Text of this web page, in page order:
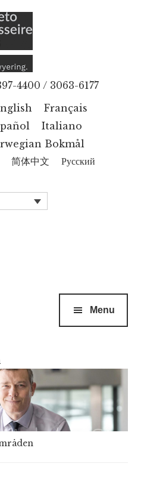
4400 / 3063-6177
Français
Italiano
Bokmål
简体中文 Русский
Menu